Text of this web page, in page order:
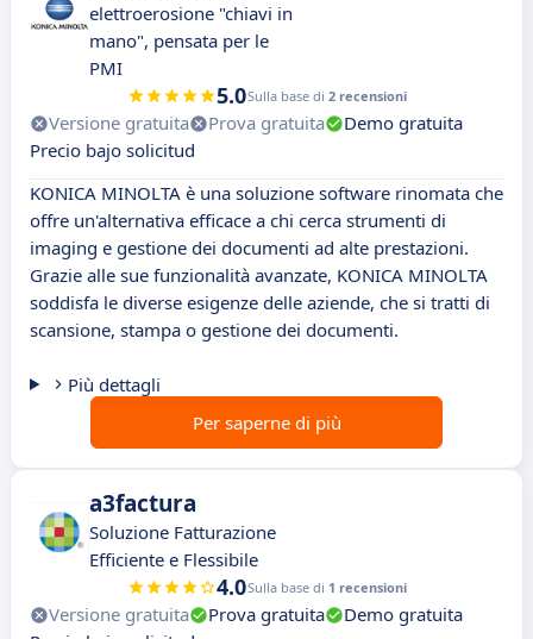
elettroerosione "chiavi in
mano", pensata per le
PMI
5.0Sulla base di 2 recensioni
Versione gratuita Prova gratuita
Demo gratuita
Precio bajo solicitud
KONICA MINOLTA è una soluzione software rinomata che
offre un'alternativa efficace a chi cerca strumenti di
imaging e gestione dei documenti ad alte prestazioni.
Grazie alle sue funzionalità avanzate, KONICA MINOLTA
soddisfa le diverse esigenze delle aziende, che si tratti di
scansione, stampa o gestione dei documenti.
Più dettagli
Per saperne di più
a3factura
Soluzione Fatturazione
Efficiente e Flessibile
4.0Sulla base di 1 recensioni
Versione gratuita Prova gratuita
Demo gratuita